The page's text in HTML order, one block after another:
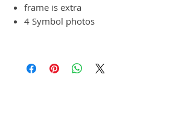
frame is extra
4 Symbol photos